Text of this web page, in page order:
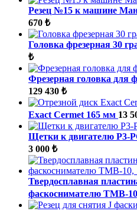
Резец №15 к машине
670 ₺
Головка фрезерная 30
₺
Фрезерная головка для
129 430 ₺
Exact Cermet 165 мм 13
Щетки к двигателю P3-
3 000 ₺
Твердосплавная
фаскоснимателю ТМВ-